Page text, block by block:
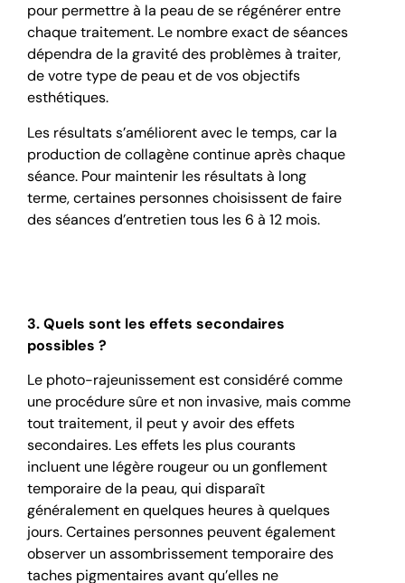
pour permettre à la peau de se régénérer entre
chaque traitement. Le nombre exact de séances
dépendra de la gravité des problèmes à traiter,
de votre type de peau et de vos objectifs
esthétiques.
Les résultats s’améliorent avec le temps, car la
production de collagène continue après chaque
séance. Pour maintenir les résultats à long
terme, certaines personnes choisissent de faire
des séances d’entretien tous les 6 à 12 mois.
3. Quels sont les effets secondaires
possibles ?
Le photo-rajeunissement est considéré comme
une procédure sûre et non invasive, mais comme
tout traitement, il peut y avoir des effets
secondaires. Les effets les plus courants
incluent une légère rougeur ou un gonflement
temporaire de la peau, qui disparaît
généralement en quelques heures à quelques
jours. Certaines personnes peuvent également
observer un assombrissement temporaire des
taches pigmentaires avant qu’elles ne